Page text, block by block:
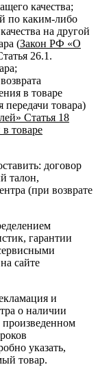
качества;
по каким-либо
на другой
(Закон РФ «О
26.1.
в товаре
передачи товара)
Статья 18
товаре
договор
талон,
(при возврате
гарантии
сайте
и
о наличии
произведенном
указать,
товар.